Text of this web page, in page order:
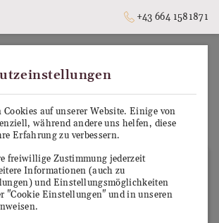
+43 664 1581871
Mezcal
Cookies auf unserer Website. Einige von
während andere uns helfen, diese
Erfahrung zu verbessern.
freiwillige Zustimmung jederzeit
Informationen (auch zu
und Einstellungsmöglichkeiten
"Cookie Einstellungen" und in unseren